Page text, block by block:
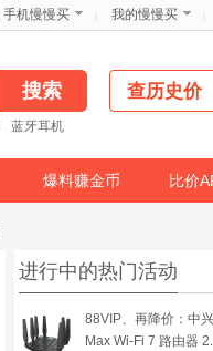
手机慢慢买 我的慢慢买
查历史价
蓝牙耳机
比价
爆料赚金币
进行中的热门活动
88VIP、再降价：中
Max Wi-Fi 7 路由器